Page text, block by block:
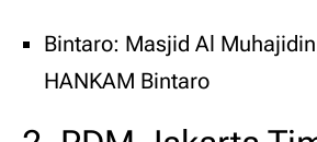
Bintaro: Masjid Al
HANKAM Bintaro